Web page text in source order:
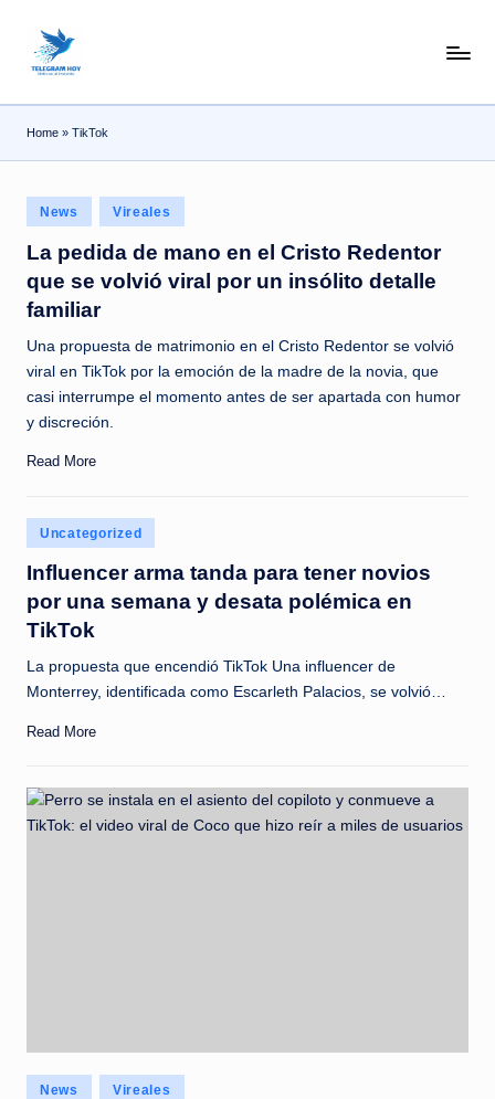
N
o
T
T
e
l
e
|
N
o
ti
i
a
s
a
l
i
s
t
Home » TikTok
Posted
in
News Vireales
La pedida de mano en el Cristo Redentor
que se volvió viral por un insólito detalle
familiar
Una propuesta de matrimonio en el Cristo Redentor se volvió
viral en TikTok por la emoción de la madre de la novia, que
casi interrumpe el momento antes de ser apartada con humor
y discreción.
Read More
Posted
in
Uncategorized
Influencer arma tanda para tener novios
por una semana y desata polémica en
TikTok
La propuesta que encendió TikTok Una influencer de
Monterrey, identificada como Escarleth Palacios, se volvió…
Read More
Posted
News Vireales